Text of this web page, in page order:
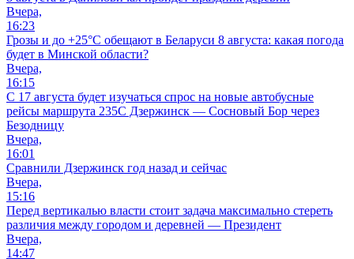
Вчера,
16:23
Грозы и до +25°С обещают в Беларуси 8 августа: какая погода
будет в Минской области?
Вчера,
16:15
С 17 августа будет изучаться спрос на новые автобусные
рейсы маршрута 235С Дзержинск — Сосновый Бор через
Безодницу
Вчера,
16:01
Сравнили Дзержинск год назад и сейчас
Вчера,
15:16
Перед вертикалью власти стоит задача максимально стереть
различия между городом и деревней — Президент
Вчера,
14:47